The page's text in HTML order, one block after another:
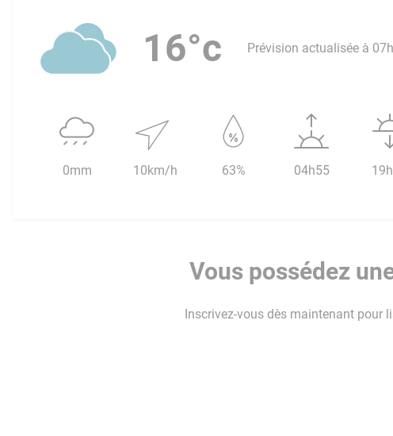
16°c Prévision actualisée à 07h
0mm 10km/h 63% 04h55
Vous possédez
Inscrivez-vous dès maintenant pour